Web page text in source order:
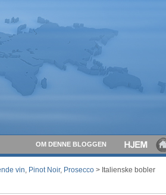
OM DENNE BLOGGEN
vin, Pinot Noir, Prosecco > Italienske bobler